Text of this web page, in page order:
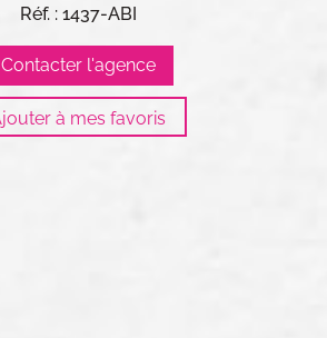
Réf. : 1437-ABI
Contacter l'agence